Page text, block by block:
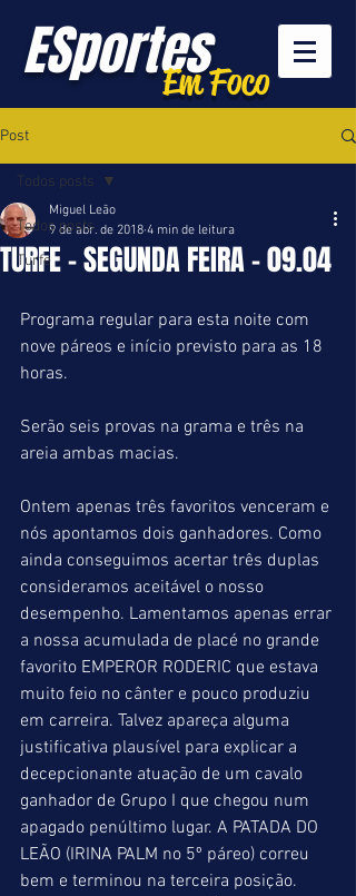
ESportesEm Foco
Post
Todos posts
Turfe
Todos posts
TURFE - SEGUNDA FEIRA - 09.04
Miguel Leão
9 de abr. de 2018 4 min de leitura
Programa regular para esta noite com
nove páreos e início previsto para as 18
horas.
Serão seis provas na grama e três na
areia ambas macias.
Ontem apenas três favoritos venceram e
nós apontamos dois ganhadores. Como
ainda conseguimos acertar três duplas
consideramos aceitável o nosso
desempenho. Lamentamos apenas errar
a nossa acumulada de placé no grande
favorito EMPEROR RODERIC que estava
muito feio no cânter e pouco produziu
em carreira. Talvez apareça alguma
justificativa plausível para explicar a
decepcionante atuação de um cavalo
ganhador de Grupo I que chegou num
apagado penúltimo lugar. A PATADA DO
LEÃO (IRINA PALM no 5º páreo) correu
bem e terminou na terceira posição.